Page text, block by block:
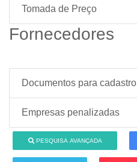
Tomada de Preço
Fornecedores
Documentos para cadastro
Empresas penalizadas
PESQUISA AVANÇADA